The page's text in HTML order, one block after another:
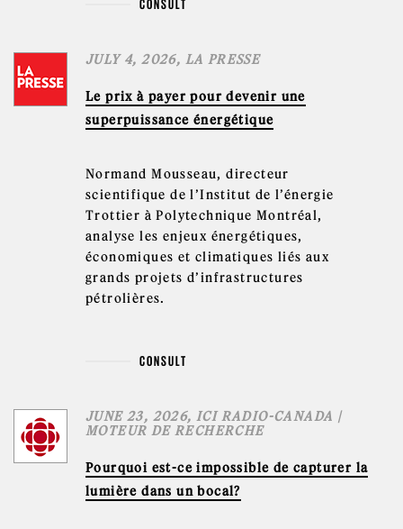
CONSULT
JULY 4, 2026, LA PRESSE
Le prix à payer pour devenir une
superpuissance énergétique
Normand Mousseau, directeur
scientifique de l’Institut de l’énergie
Trottier à Polytechnique Montréal,
analyse les enjeux énergétiques,
économiques et climatiques liés aux
grands projets d’infrastructures
pétrolières.
CONSULT
JUNE 23, 2026, ICI RADIO-CANADA |
MOTEUR DE RECHERCHE
Pourquoi est-ce impossible de capturer la
lumière dans un bocal?